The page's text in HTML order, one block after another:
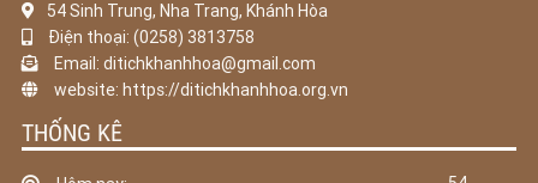
54 Sinh Trung, Nha Trang, Khánh Hòa
Điện thoại: (0258) 3813758
Email: ditichkhanhhoa@gmail.com
website: https://ditichkhanhhoa.org.vn
THỐNG KÊ